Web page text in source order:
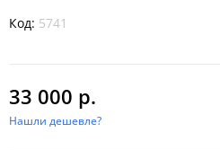
Код: 5741
33 000 р.
Нашли дешевле?